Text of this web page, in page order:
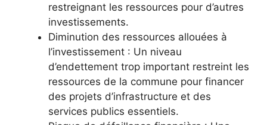
restreignant les ressources pour d’autres
investissements.
Diminution des ressources allouées à
l’investissement : Un niveau
d’endettement trop important restreint les
ressources de la commune pour financer
des projets d’infrastructure et des
services publics essentiels.